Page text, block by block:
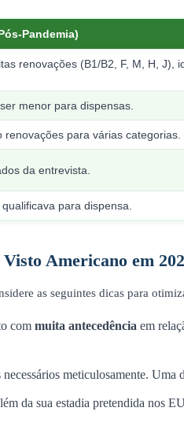
Pandemia)
renovações (B1/B2, F, M, H, J),
menor para dispensas.
renovações para várias categorias.
da entrevista.
para dispensa.
Americano em
as seguintes dicas para
com muita antecedência em
meticulosamente.
da sua estadia pretendida nos